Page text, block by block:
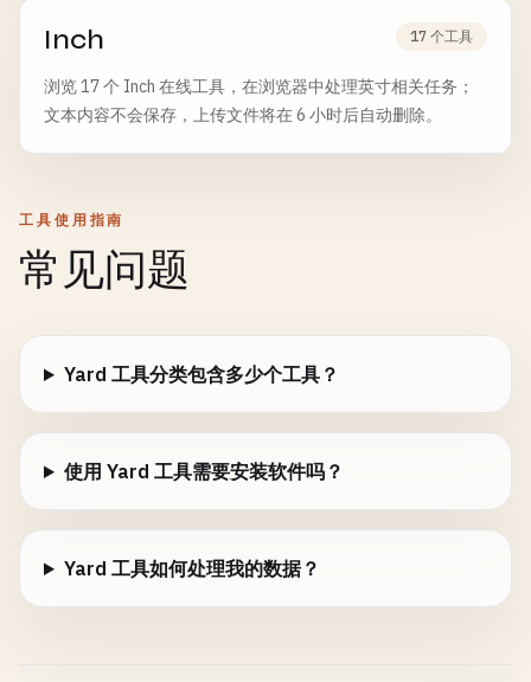
Inch 17 个工具
浏览 17 个 Inch 在线工具，在浏览器中处理英寸相关任务；
文本内容不会保存，上传文件将在 6 小时后自动删除。
工具使用指南
常见问题
Yard 工具分类包含多少个工具？
使用 Yard 工具需要安装软件吗？
Yard 工具如何处理我的数据？